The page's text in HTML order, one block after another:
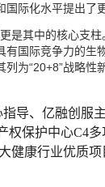
际化水平提出了
其中的核心支柱
国际竞争力的
为“20+8”战略
、亿融创服
保护中心C4
健康行业优质